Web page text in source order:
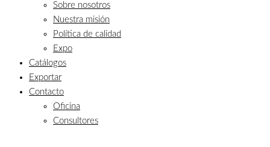
Sobre nosotros
Nuestra misión
Política de calidad
Expo
Catálogos
Exportar
Contacto
Oficina
Consultores